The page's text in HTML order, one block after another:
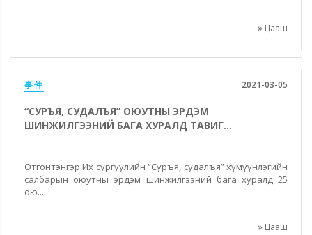
Цааш
事件 2021-03-05
“СУРЪЯ, СУДАЛЪЯ” ОЮУТНЫ ЭРДЭМ
ШИНЖИЛГЭЭНИЙ БАГА ХУРАЛД ТАВИГ...
Отгонтэнгэр Их сургуулийн “Суръя, судалъя” хүмүүнлэгийн
салбарын оюутны эрдэм шинжилгээний бага хуралд 25
ою...
Цааш